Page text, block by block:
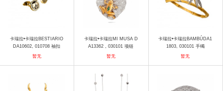
卡瑞拉•卡瑞拉BESTIARIO
DA10602, 010708 袖扣
暂无
卡瑞拉•卡瑞拉MI MUSA D
A13362，030101 项链
暂无
卡瑞拉•卡瑞拉BAMBÚDA1
1803, 030101 手镯
暂无